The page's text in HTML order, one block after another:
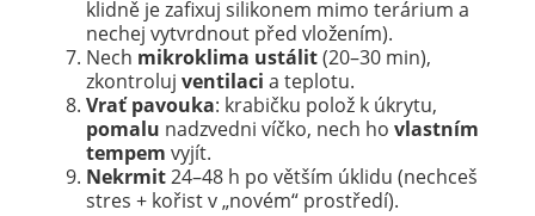
klidně je zafixuj silikonem mimo terárium a
nechej vytvrdnout před vložením).
Nech mikroklima ustálit(20–30 min),
zkontroluj ventilaci a teplotu.
Vrať pavouka: krabičku polož k úkrytu,
pomalu nadzvedni víčko, nech ho vlastním
tempem vyjít.
Nekrmit24–48 h po větším úklidu (nechceš
stres + kořist v „novém“ prostředí).